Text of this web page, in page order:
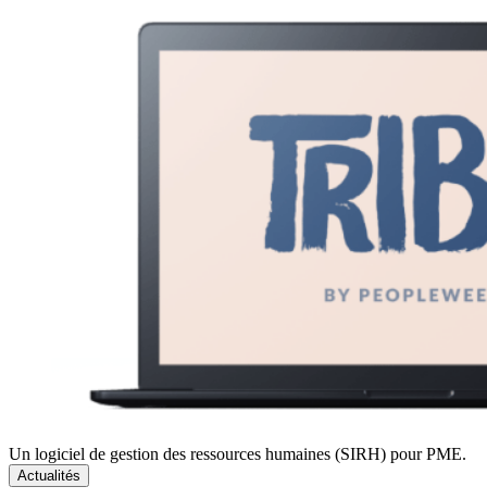
Un logiciel de gestion des ressources humaines (SIRH) pour PME.
Actualités